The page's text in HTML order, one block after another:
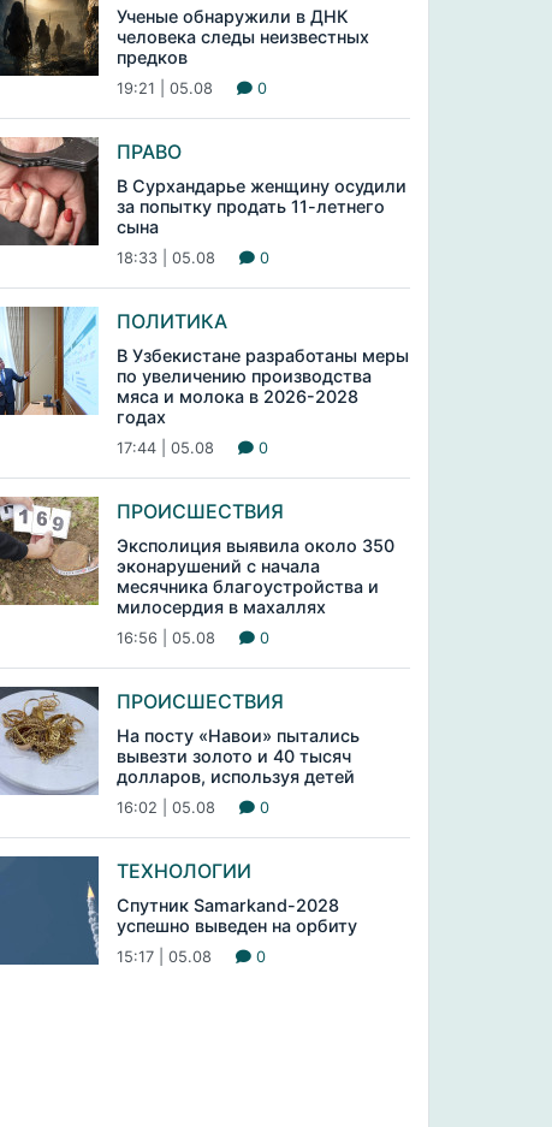
Ученые обнаружили в ДНК
человека следы неизвестных
предков
19:21 | 05.08 0
ПРАВО
В Сурхандарье женщину осудили
за попытку продать 11-летнего
сына
18:33 | 05.08 0
ПОЛИТИКА
В Узбекистане разработаны меры
по увеличению производства
мяса и молока в 2026-2028
годах
17:44 | 05.08 0
ПРОИСШЕСТВИЯ
Эксполиция выявила около 350
эконарушений с начала
месячника благоустройства и
милосердия в махаллях
16:56 | 05.08 0
ПРОИСШЕСТВИЯ
На посту «Навои» пытались
вывезти золото и 40 тысяч
долларов, используя детей
16:02 | 05.08 0
ТЕХНОЛОГИИ
Спутник Samarkand-2028
успешно выведен на орбиту
15:17 | 05.08 0